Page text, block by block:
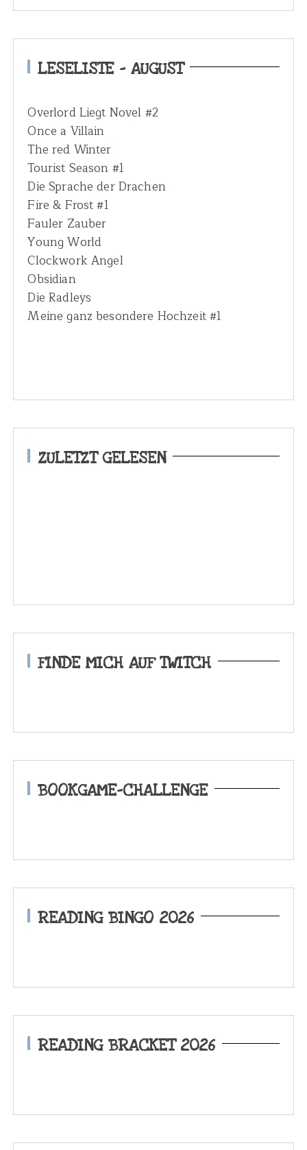
c
h
f
r
:
LESELISTE – AUGUST
Overlord Liegt Novel #2
Once a Villain
The red Winter
Tourist Season #1
Die Sprache der Drachen
Fire & Frost #1
Fauler Zauber
Young World
Clockwork Angel
Obsidian
Die Radleys
Meine ganz besondere Hochzeit #1
ZULETZT GELESEN
FINDE MICH AUF TWITCH
BOOKGAME-CHALLENGE
READING BINGO 2026
READING BRACKET 2026